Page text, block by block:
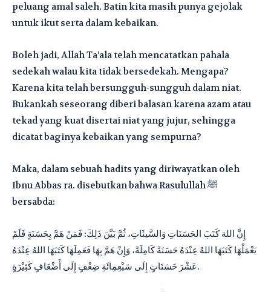
peluang amal saleh. Batin kita masih punya gejolak
untuk ikut serta dalam kebaikan.
Boleh jadi, Allah Ta’ala telah mencatatkan pahala
sedekah walau kita tidak bersedekah. Mengapa?
Karena kita telah bersungguh-sungguh dalam niat.
Bukankah seseorang diberi balasan karena azam atau
tekad yang kuat disertai niat yang jujur, sehingga
dicatat baginya kebaikan yang sempurna?
Maka, dalam sebuah hadits yang diriwayatkan oleh
Ibnu Abbas ra. disebutkan bahwa Rasulullah ﷺ
bersabda:
إِنَّ اللهَ كَتَبَ الحَسَنَاتِ وَالسَّيئَاتِ، ثُمَّ بَيَّنَ ذَلِكَ: فَمَنْ هَمَّ بِحَسَنَةٍ فَلَمْ
يَعْمَلْهَا كَتَبَهَا اللهُ عِنْدَهُ حَسَنَةً كَامِلَةً، وَإِنْ هَمَّ بِهَا فَعَمِلَهَا كَتَبَهَا اللهُ عِنْدَهُ
عَشْرَ حَسَنَاتٍ إِلَى سَبْعِمِائَةِ ضِعْفٍ إِلَى أَضْعَافٍ كَثِيْرَةٍ.